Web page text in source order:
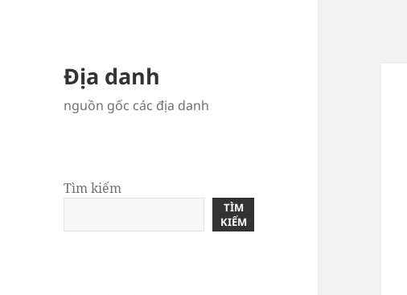
Địa danh
nguồn gốc các địa danh
Tìm kiếm
TÌM
KIẾM